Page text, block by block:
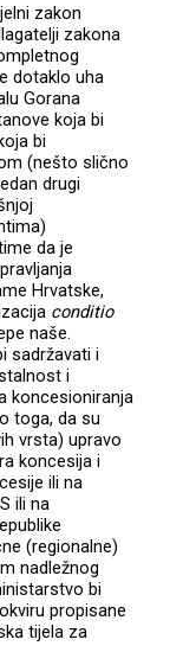
zakon
zakona
dotaklo uha
Gorana
koja bi
bi
(nešto slično
drugi
da je
Hrvatske,
conditio
naše.
sadržavati i
i
koncesioniranja
toga, da su
vrsta) upravo
koncesija i
ili na
ili na
(regionalne)
nadležnog
bi
propisane
tijela za